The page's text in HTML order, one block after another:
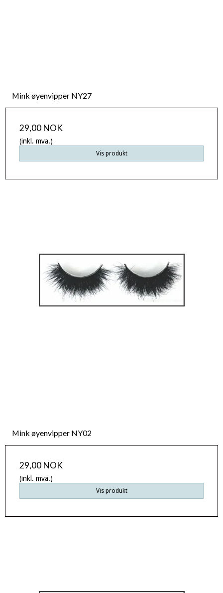
Mink øyenvipper NY27
29,00 NOK
(inkl. mva.)
Vis produkt
Mink øyenvipper NY02
29,00 NOK
(inkl. mva.)
Vis produkt